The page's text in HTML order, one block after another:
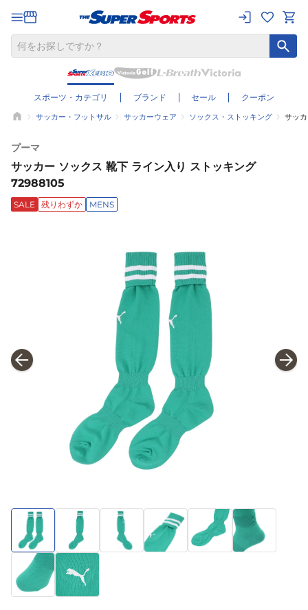
スポーツ・カテゴリ ブランド セール クーポン
サッカー・フットサル サッカーウェア ソックス・ストッキング サッ
プーマ
サッカー ソックス 靴下 ライン入り ストッキング
72988105
SALE 残りわずか MENS